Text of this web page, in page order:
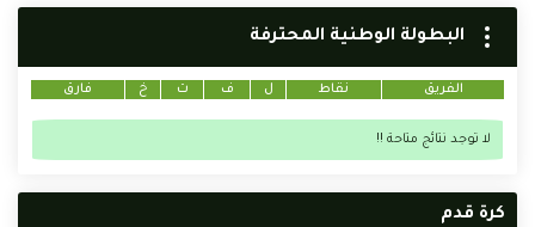
البطولة الوطنية المحترفة
الفريق نقاط ل ف ت خ فارق
لا توجد نتائج متاحة !!
كرة قدم